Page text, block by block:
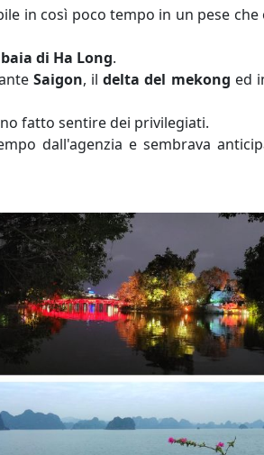
in così poco tempo in un pese
baia di Ha Long.
Saigon, ildelta del mekong ed
fatto sentire dei privilegiati.
dall'agenzia e sembrava